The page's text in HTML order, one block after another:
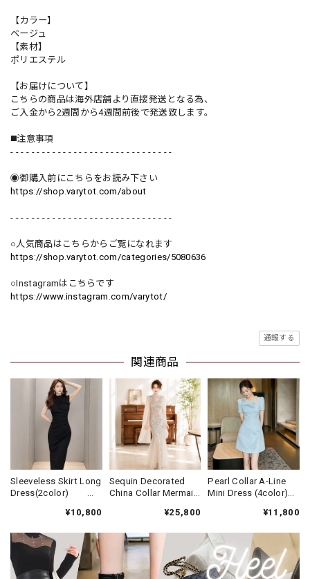
【カラー】
ベージュ
【素材】
ポリエステル
【お届けについて】
こちらの商品は海外店舗より直接発送となる為、
ご入金から2週間から4週間前後で発送致します。
◼️注意事項
- - - - - - - - - - - - - - - - - - - - - - - - - - - - - - -
◉御購入前にこちらをお読み下さい
https://shop.varytot.com/about
- - - - - - - - - - - - - - - - - - - - - - - - - - - - - - -
○人気商品はこちらからご覧になれます
https://shop.varytot.com/categories/5080636
○Instagramはこちらです
https://www.instagram.com/varytot/
通報する
関連商品
Sleeveless Skirt Long
Dress(2color)
¥10,800
Sequin Decorated
China Collar Mermaid
¥25,800
Pearl Collar A-Line
Mini Dress (4color)
¥11,800